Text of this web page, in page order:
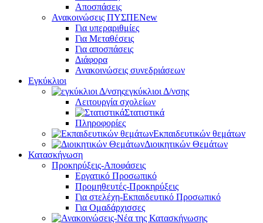
Αποσπάσεις
Ανακοινώσεις ΠΥΣΠΕNew
Για υπεραριθμίες
Για Μεταθέσεις
Για αποσπάσεις
Διάφορα
Ανακοινώσεις συνεδριάσεων
Εγκύκλιοι
εγκύκλιοι Δ/νσης
Λειτουργία σχολείων
Στατιστικά
Πληροφορίες
Εκπαιδευτικών θεμάτων
Διοικητικών Θεμάτων
Κατασκήνωση
Προκηρύξεις-Αποφάσεις
Εργατικό Προσωπικό
Προμηθευτές-Προκηρύξεις
Για στελέχη-Εκπαιδευτικό Προσωπικό
Για Ομαδάρχισσες